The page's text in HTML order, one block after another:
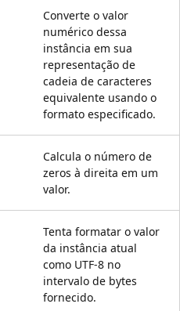
Converte o valor
numérico dessa
instância em sua
representação de
cadeia de caracteres
equivalente usando o
formato especificado.
Calcula o número de
zeros à direita em um
valor.
Tenta formatar o valor
da instância atual
como UTF-8 no
intervalo de bytes
fornecido.